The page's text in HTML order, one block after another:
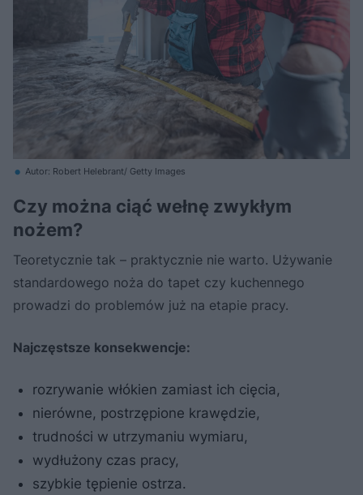
Autor: Robert Helebrant/ Getty Images
Czy można ciąć wełnę zwykłym
nożem?
Teoretycznie tak – praktycznie nie warto. Używanie
standardowego noża do tapet czy kuchennego
prowadzi do problemów już na etapie pracy.
Najczęstsze konsekwencje:
rozrywanie włókien zamiast ich cięcia,
nierówne, postrzępione krawędzie,
trudności w utrzymaniu wymiaru,
wydłużony czas pracy,
szybkie tępienie ostrza.